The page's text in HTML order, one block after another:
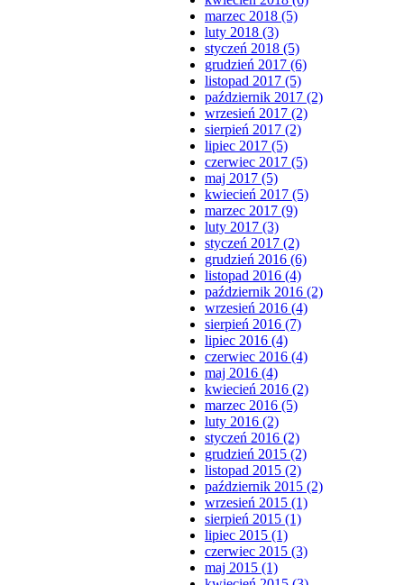
marzec 2018 (5)
luty 2018 (3)
styczeń 2018 (5)
grudzień 2017 (6)
listopad 2017 (5)
październik 2017 (2)
wrzesień 2017 (2)
sierpień 2017 (2)
lipiec 2017 (5)
czerwiec 2017 (5)
maj 2017 (5)
kwiecień 2017 (5)
marzec 2017 (9)
luty 2017 (3)
styczeń 2017 (2)
grudzień 2016 (6)
listopad 2016 (4)
październik 2016 (2)
wrzesień 2016 (4)
sierpień 2016 (7)
lipiec 2016 (4)
czerwiec 2016 (4)
maj 2016 (4)
kwiecień 2016 (2)
marzec 2016 (5)
luty 2016 (2)
styczeń 2016 (2)
grudzień 2015 (2)
listopad 2015 (2)
październik 2015 (2)
wrzesień 2015 (1)
sierpień 2015 (1)
lipiec 2015 (1)
czerwiec 2015 (3)
maj 2015 (1)